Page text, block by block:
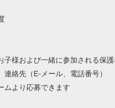
子様および一緒に参加される保
連絡先（E-メール、電話番号）
ムより応募できます